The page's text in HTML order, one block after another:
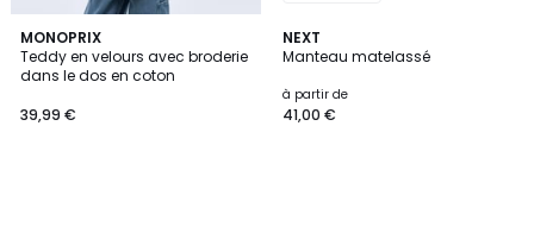
MONOPRIX
Teddy en velours avec broderie
dans le dos en coton
39,99 €
NEXT
Manteau matelassé
à partir de
41,00 €